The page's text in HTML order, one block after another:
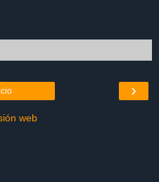
›
web